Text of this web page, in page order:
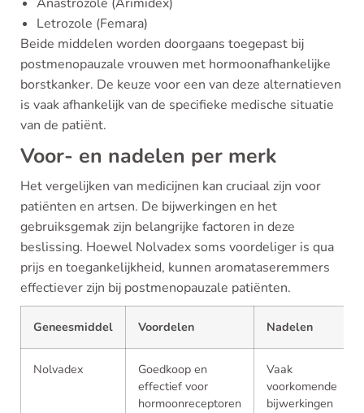
Letrozole (Femara)
Beide middelen worden doorgaans toegepast bij
postmenopauzale vrouwen met hormoonafhankelijke
borstkanker. De keuze voor een van deze alternatieven
is vaak afhankelijk van de specifieke medische situatie
van de patiënt.
Voor- en nadelen per merk
Het vergelijken van medicijnen kan cruciaal zijn voor
patiënten en artsen. De bijwerkingen en het
gebruiksgemak zijn belangrijke factoren in deze
beslissing. Hoewel Nolvadex soms voordeliger is qua
prijs en toegankelijkheid, kunnen aromataseremmers
effectiever zijn bij postmenopauzale patiënten.
Geneesmiddel Voordelen Nadelen
Nolvadex
Goedkoop en
effectief voor
hormoonreceptoren
Vaak
voorkomende
bijwerkingen